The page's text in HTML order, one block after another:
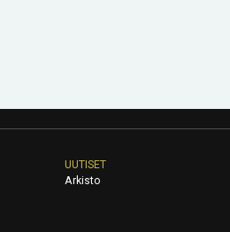
UUTISET
Arkisto